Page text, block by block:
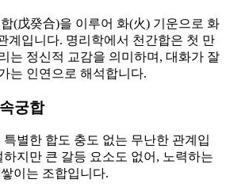
(戊癸合)을 이루어 화(火) 기운으로 화
계입니다. 명리학에서 천간합은 첫 만
는 정신적 교감을 의미하며, 대화가 잘
는 인연으로 해석합니다.
궁합
별한 합도 충도 없는 무난한 관계입
지만 큰 갈등 요소도 없어, 노력하는
이는 조합입니다.